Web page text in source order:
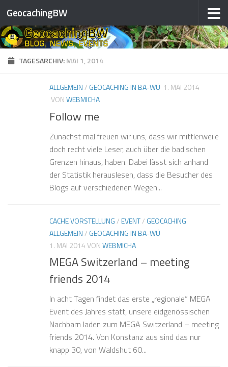
❅
❅
❅
❅
❅
❅
❅
❅
❅
❅
❅
❅
❅
❅
❅
❅
❅
❅
Zum Inhalt springen
GeocachingBW
TAGESARCHIV:MAI 1, 2014
ALLGEMEIN/ GEOCACHING IN BA-WÜ 1. MAI 2014
VONWEBMICHA
Follow me
Zunächst mal freuen wir uns, dass wir mittlerweile
doch recht viele Leser, auch über die badischen
Grenzen hinaus, haben. Dabei lässt sich anhand
der Statistik herauslesen, dass die Besucher des
Blogs auf verschiedenen Wegen...
CACHE VORSTELLUNG/EVENT/ GEOCACHING
ALLGEMEIN/ GEOCACHING IN BA-WÜ
1. MAI 2014VONWEBMICHA
MEGA Switzerland – meeting
friends 2014
In acht Tagen findet das erste „regionale“ MEGA
Event des Jahres statt, unsere eidgenössischen
Nachbarn laden zum MEGA Switzerland – meeting
friends 2014. Von Konstanz aus sind das nur
knapp 30, von Waldshut 60...